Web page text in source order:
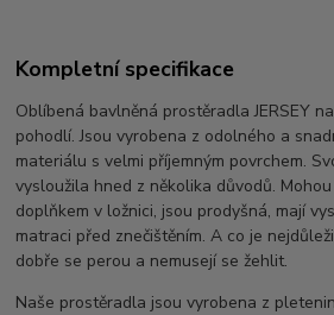
Kompletní specifikace
Oblíbená bavlněná prostěradla JERSEY
pohodlí. Jsou vyrobena z odolného a
materiálu s velmi příjemným povrchem.
vysloužila hned z několika důvodů.
doplňkem v ložnici, jsou prodyšná, mají
matraci před znečištěním. A co je
dobře se perou a nemusejí se žehlit.
Naše prostěradla jsou vyrobena z